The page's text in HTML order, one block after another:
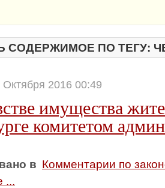
СОДЕРЖИМОЕ ПО ТЕГУ:
Октября 2016 00:49
имущества
комитетом
в Комментарии по
...